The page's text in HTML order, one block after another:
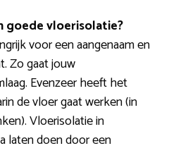
goede vloerisolatie?
voor een aangenaam en
Zo gaat jouw
Evenzeer heeft het
de vloer gaat werken (in
Vloerisolatie in
laten doen door een